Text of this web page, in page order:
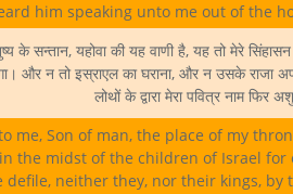
him speaking unto me out of the
के सन्तान, यहोवा की यह वाणी है, यह तो मेरे
और न तो इस्राएल का घराना, और न उसके राजा
लोथों के द्वारा मेरा पवित्र नाम फिर
me, Son of man, the place of my
the midst of the children of Israel for
defile, neither they, nor their kings, by